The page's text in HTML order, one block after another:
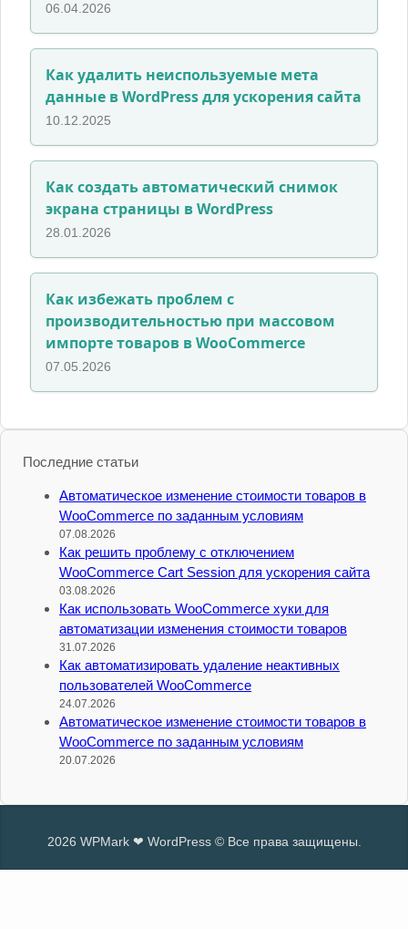
06.04.2026
Как удалить неиспользуемые мета
данные в WordPress для ускорения сайта
10.12.2025
Как создать автоматический снимок
экрана страницы в WordPress
28.01.2026
Как избежать проблем с
производительностью при массовом
импорте товаров в WooCommerce
07.05.2026
Последние статьи
Автоматическое изменение стоимости товаров в
WooCommerce по заданным условиям
07.08.2026
Как решить проблему с отключением
WooCommerce Cart Session для ускорения сайта
03.08.2026
Как использовать WooCommerce хуки для
автоматизации изменения стоимости товаров
31.07.2026
Как автоматизировать удаление неактивных
пользователей WooCommerce
24.07.2026
Автоматическое изменение стоимости товаров в
WooCommerce по заданным условиям
20.07.2026
2026 WPMark ❤ WordPress © Все права защищены.